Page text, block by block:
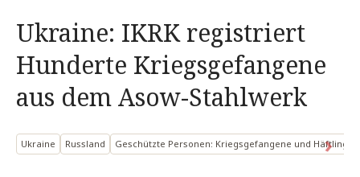
Ukraine: IKRK registriert
Hunderte Kriegsgefangene
aus dem Asow-Stahlwerk
Ukraine Russland Geschützte Personen: Kriegsgefangene und Häftlinge